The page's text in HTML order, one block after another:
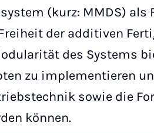
(kurz: MMDS)
der additiven
des Systems
zu implementieren
sowie die
können.